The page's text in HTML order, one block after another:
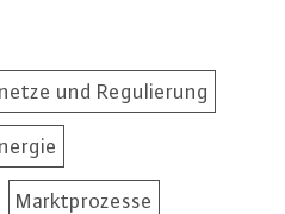
und Regulierung
Marktprozesse